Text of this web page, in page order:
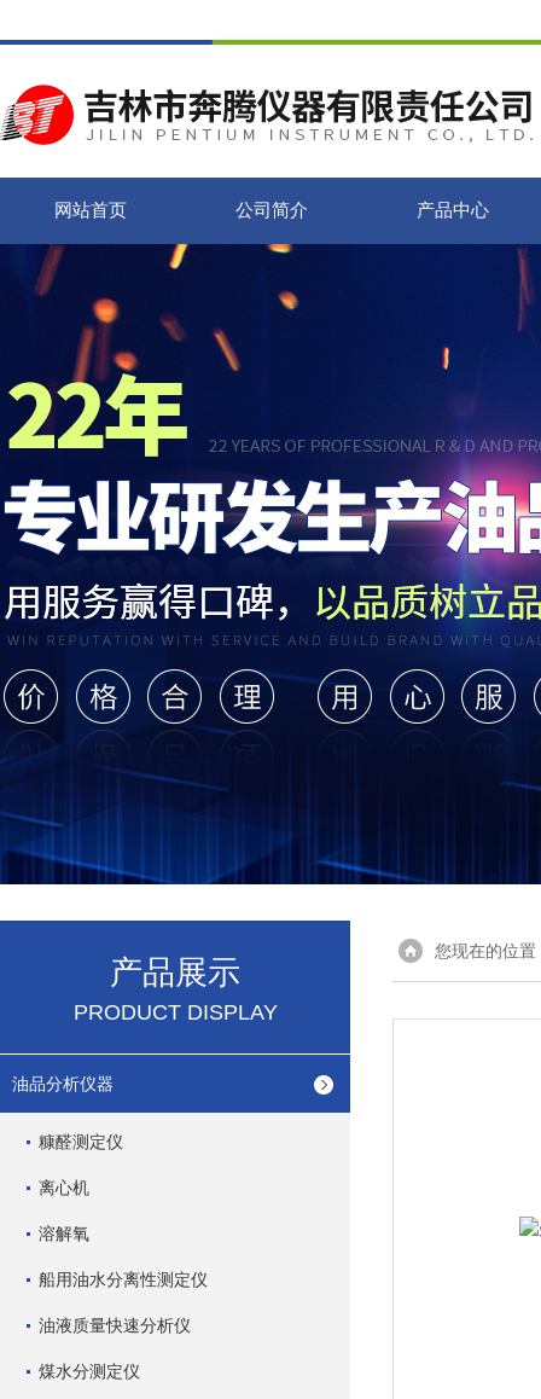
网站首页 公司简介 产品中心
产品展示
PRODUCT DISPLAY
油品分析仪器
糠醛测定仪
离心机
溶解氧
船用油水分离性测定仪
油液质量快速分析仪
煤水分测定仪
您现在的位置